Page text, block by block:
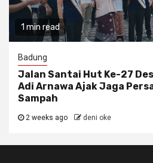
1 min read
Badung
Jalan Santai Hut Ke-27
Adi Arnawa Ajak Jaga
Sampah
2 weeks ago deni oke